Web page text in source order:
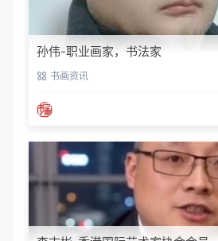
孙伟-职业画家，书法家
书画资讯